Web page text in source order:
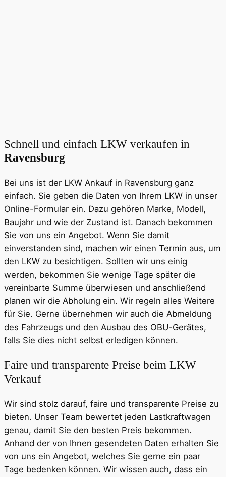
Schnell und einfach LKW verkaufen in
Ravensburg
Bei uns ist der LKW Ankauf in Ravensburg ganz
einfach. Sie geben die Daten von Ihrem LKW in unser
Online-Formular ein. Dazu gehören Marke, Modell,
Baujahr und wie der Zustand ist. Danach bekommen
Sie von uns ein Angebot. Wenn Sie damit
einverstanden sind, machen wir einen Termin aus, um
den LKW zu besichtigen. Sollten wir uns einig
werden, bekommen Sie wenige Tage später die
vereinbarte Summe überwiesen und anschließend
planen wir die Abholung ein. Wir regeln alles Weitere
für Sie. Gerne übernehmen wir auch die Abmeldung
des Fahrzeugs und den Ausbau des OBU-Gerätes,
falls Sie dies nicht selbst erledigen können.
Faire und transparente Preise beim LKW
Verkauf
Wir sind stolz darauf, faire und transparente Preise zu
bieten. Unser Team bewertet jeden Lastkraftwagen
genau, damit Sie den besten Preis bekommen.
Anhand der von Ihnen gesendeten Daten erhalten Sie
von uns ein Angebot, welches Sie gerne ein paar
Tage bedenken können. Wir wissen auch, dass ein